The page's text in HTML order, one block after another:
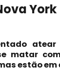
York
matar
estão